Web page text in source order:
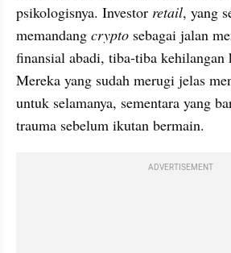
psikologisnya. Investor retail, yang
memandang crypto sebagai jalan
finansial abadi, tiba-tiba kehilangan
Mereka yang sudah merugi jelas
untuk selamanya, sementara yang
trauma sebelum ikutan bermain.
ADVERTISEMENT